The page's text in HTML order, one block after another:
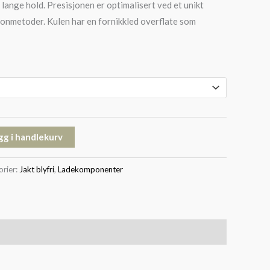
hold. Presisjonen er optimalisert ved et unikt
Kulen har en fornikkled overflate som
i handlekurv
Jakt blyfri, Ladekomponenter